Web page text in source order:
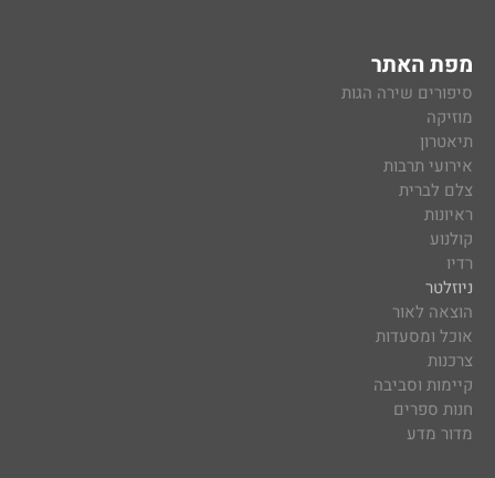
מפת האתר
סיפורים שירה הגות
מוזיקה
תיאטרון
אירועי תרבות
צלם לברית
ראיונות
קולנוע
רדיו
ניוזלטר
הוצאה לאור
אוכל ומסעדות
צרכנות
קיימות וסביבה
חנות ספרים
מדור מדע